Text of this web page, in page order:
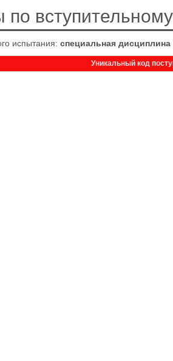
по
испытания: специальная дисциплина
Уникальный код